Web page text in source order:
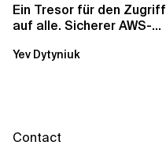
Ein Tresor für den Zugriff
auf alle. Sicherer AWS-
Konten
Yev Dytyniuk
Contact